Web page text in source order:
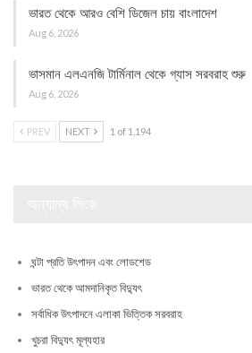
ভারত থেকে আরও বেশি ডিজেল চায় বাংলাদেশ
Aug 6, 2026
ভাসমান এলএনজি টার্মিনাল থেকে গ্যাস সরবরাহ শুরু
Aug 6, 2026
PREV NEXT 1 of 1,194
ঘন্টা প্রতি উৎপাদন এবং লোডশেড
ভারত থেকে আমদানিকৃত বিদ্যুৎ
সর্বাধিক উৎপাদনে এলাকা ভিত্তিক সরবরাহ
খুচরা বিদ্যুৎ মূল্যহার